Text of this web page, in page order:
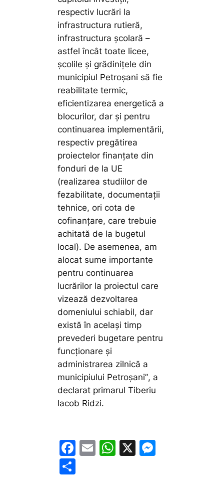
respectiv lucrări la
infrastructura rutieră,
infrastructura școlară –
astfel încât toate licee,
școlile și grădinițele din
municipiul Petroșani să fie
reabilitate termic,
eficientizarea energetică a
blocurilor, dar și pentru
continuarea implementării,
respectiv pregătirea
proiectelor finanțate din
fonduri de la UE
(realizarea studiilor de
fezabilitate, documentații
tehnice, ori cota de
cofinanțare, care trebuie
achitată de la bugetul
local). De asemenea, am
alocat sume importante
pentru continuarea
lucrărilor la proiectul care
vizează dezvoltarea
domeniului schiabil, dar
există în același timp
prevederi bugetare pentru
funcționare și
administrarea zilnică a
municipiului Petroșani”, a
declarat primarul Tiberiu
Iacob Ridzi.
F
E
W X